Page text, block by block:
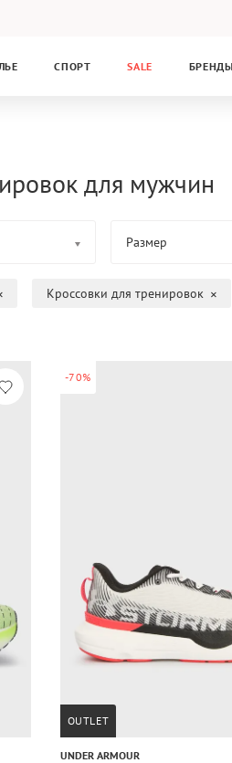
СПОРТ SALE БРЕНДЫ
для мужчин
Размер
Кроссовки для тренировок
-70%
OUTLET
UNDER ARMOUR